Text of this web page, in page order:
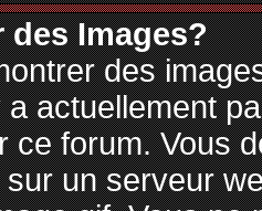
des Images?
des
a actuellement
ce forum. Vous
un serveur